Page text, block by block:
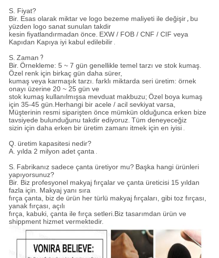
S. Fiyat?
Bir. Esas olarak miktar ve logo bezeme maliyeti ile değişir, bu
yüzden logo sanat sunulan takdir
kesin fiyatlandırmadan önce. EXW / FOB / CNF / CIF veya
Kapıdan Kapıya iyi kabul edilebilir.
S. Zaman ?
Bir. Örnekleme: 5 ~ 7 gün genellikle temel tarzı ve stok kumaş.
Özel renk için birkaç gün daha sürer,
kumaş veya karmaşık tarzı. farklı miktarda seri üretim: örnek
onayı üzerine 20 ~ 25 gün ve
stok kumaş kullanılmışsa mevduat makbuzu; Özel boya kumaş
için 35-45 gün.Herhangi bir acele / acil sevkiyat varsa,
Müşterinin resmi siparişten önce mümkün olduğunca erken bize
tavsiyede bulunduğunu takdir ediyoruz. Tüm deneyeceğiz
sizin için daha erken bir üretim zamanı itmek için en iyisi.
Q. üretim kapasitesi nedir?
A. yılda 2 milyon adet çanta.
S. Fabrikanız sadece çanta üretiyor mu? Başka hangi ürünleri
yapıyorsunuz?
Bir. Biz profesyonel makyaj fırçalar ve çanta üreticisi 15 yıldan
fazla için. Makyaj yanı sıra
fırça çanta, biz de ürün her türlü makyaj fırçaları, gibi toz fırçası,
yanak fırçası, açılı
fırça, kabuki, çanta ile fırça setleri.Biz tasarımdan ürün ve
shippment hizmet vermektedir.